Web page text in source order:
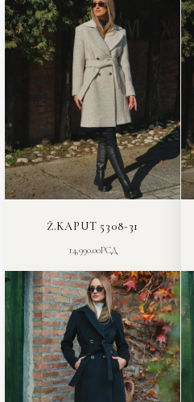
Ž.KAPUT 5308-31
14,990.00РСД